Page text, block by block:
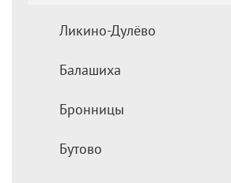
Ликино-Дулёво
Балашиха
Бронницы
Бутово